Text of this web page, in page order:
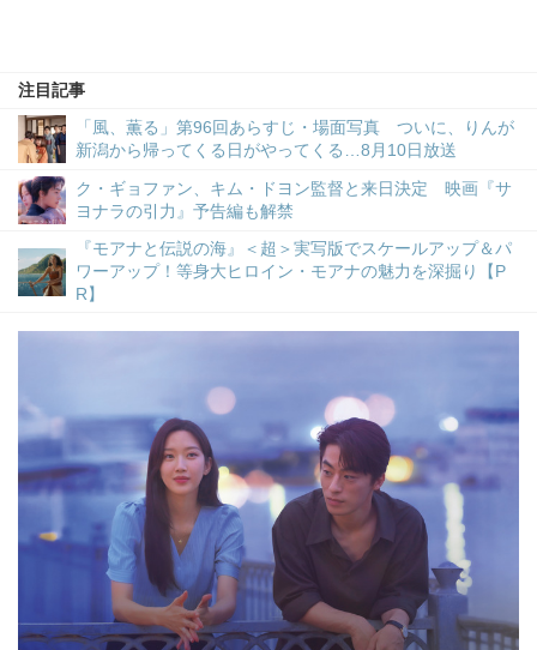
注目記事
「風、薫る」第96回あらすじ・場面写真 ついに、りんが
新潟から帰ってくる日がやってくる…8月10日放送
ク・ギョファン、キム・ドヨン監督と来日決定 映画『サ
ヨナラの引力』予告編も解禁
『モアナと伝説の海』＜超＞実写版でスケールアップ＆パ
ワーアップ！等身大ヒロイン・モアナの魅力を深掘り【P
R】